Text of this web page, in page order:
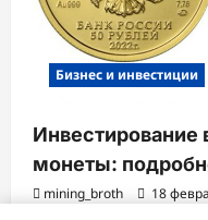
Бизнес и инвестиции
Инвестирование
монеты:
mining_broth 18